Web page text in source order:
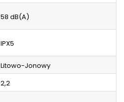
58 dB(A)
IPX5
Litowo-Jonowy
2,2